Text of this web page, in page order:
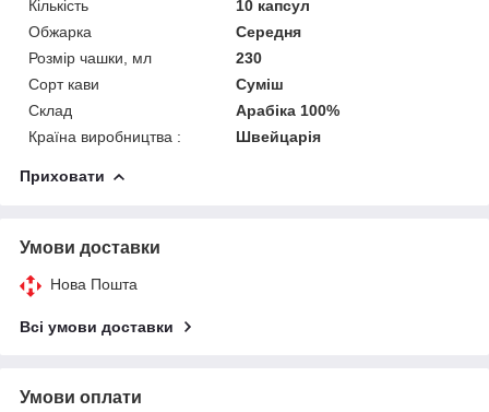
Кількість
10 капсул
Обжарка
Середня
Розмір чашки, мл
230
Сорт кави
Суміш
Склад
Арабіка 100%
Країна виробництва :
Швейцарія
Приховати
Умови доставки
Нова Пошта
Всі умови доставки
Умови оплати